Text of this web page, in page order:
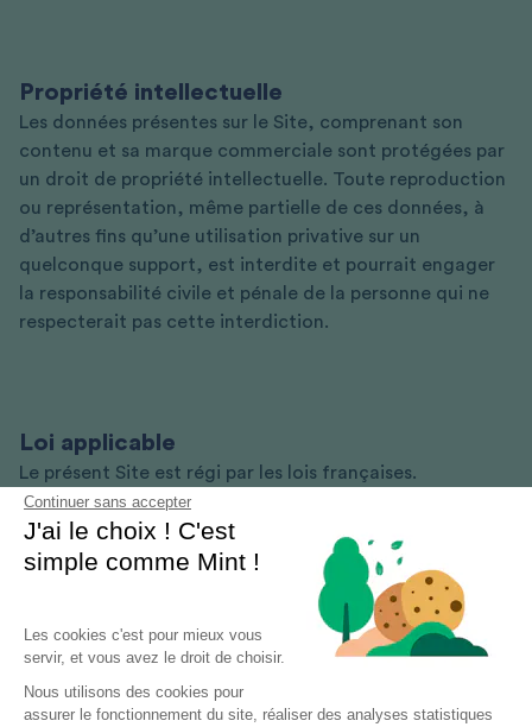
Continuer sans accepter
J'ai le choix ! C'est
simple comme Mint !
Les cookies c'est pour mieux vous
servir, et vous avez le droit de choisir.
Nous utilisons des cookies pour
assurer le fonctionnement du site, réaliser des analyses statistiques
Propriété intellectuelle
Les données présentes sur le Site, comprenant son
contenu et sa marque commerciale sont protégées par
un droit de propriété intellectuelle. Toute reproduction
ou représentation, même partielle de ces données, à
d’autres fins qu’une utilisation privative sur un
quelconque support, est interdite et pourrait engager
la responsabilité civile et pénale de la personne qui ne
respecterait pas cette interdiction.
Loi applicable
Le présent Site est régi par les lois françaises.